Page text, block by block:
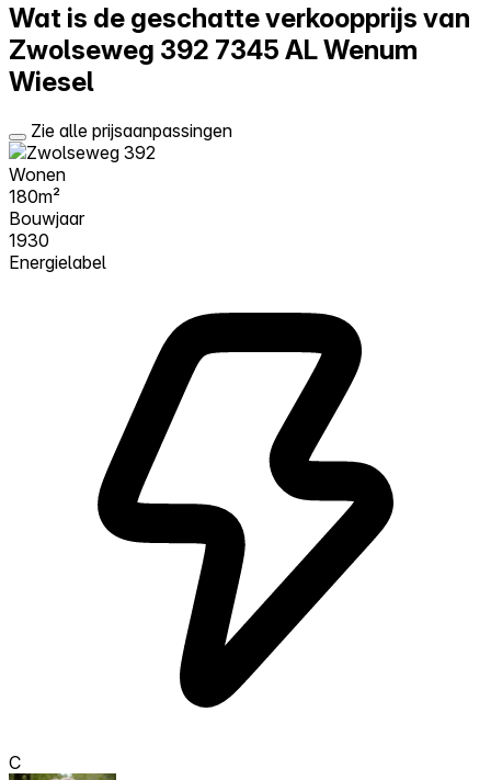
Wat is de geschatte verkoopprijs van
Zwolseweg 392 7345 AL Wenum
Wiesel
Zie alle prijsaanpassingen
Wonen
180m²
Bouwjaar
1930
Energielabel
C